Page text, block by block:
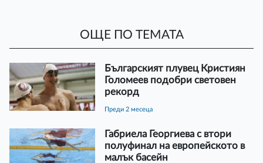
ОЩЕ ПО ТЕМАТА
Българският плувец Кристиян
Голомеев подобри световен
рекорд
преди 2 месеца
Габриела Георгиева с втори
полуфинал на европейското в
малък басейн